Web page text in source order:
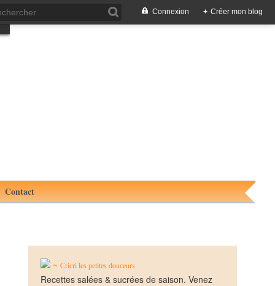
Connexion + Créer mon blog
Contact
~ Cricri les petites douceurs
Recettes salées & sucrées de saison. Venez